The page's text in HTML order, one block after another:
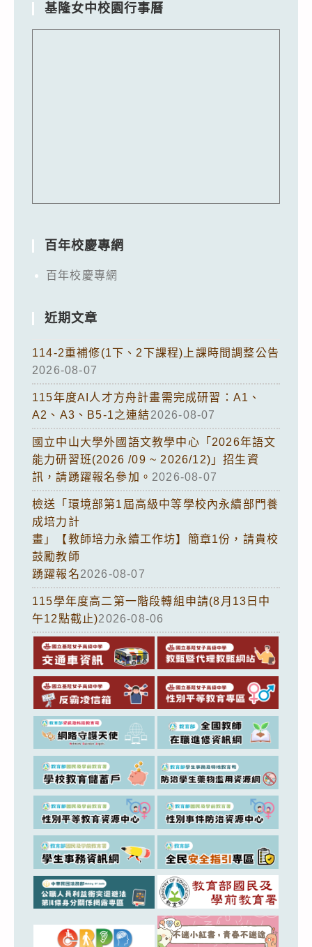
基隆女中校園行事曆
百年校慶專網
百年校慶專網
近期文章
114-2重補修(1下、2下課程)上課時間調整公告
2026-08-07
115年度AI人才方舟計畫需完成研習：A1、
A2、A3、B5-1之連結2026-08-07
國立中山大學外國語文教學中心「2026年語文
能力研習班(2026 /09 ~ 2026/12)」招生資
訊，請踴躍報名參加。 2026-08-07
檢送「環境部第1屆高級中等學校內永續部門養
成培力計
畫」【教師培力永續工作坊】簡章1份，請貴校
鼓勵教師
踴躍報名2026-08-07
115學年度高二第一階段轉組申請(8月13日中
午12點截止)2026-08-06